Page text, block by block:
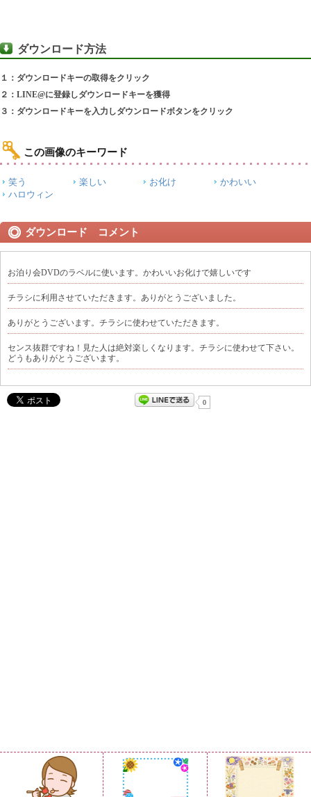
ダウンロード方法
１：ダウンロードキーの取得をクリック
２：LINE@に登録しダウンロードキーを獲得
３：ダウンロードキーを入力しダウンロードボタンをクリック
この画像のキーワード
笑う 楽しい お化け
かわいい
ハロウィン
ダウンロード コメント
お泊り会DVDのラベルに使います。かわいいお化けで嬉しいです
チラシに利用させていただきます。ありがとうございました。
ありがとうございます。チラシに使わせていただきます。
センス抜群ですね！見た人は絶対楽しくなります。チラシに使わせて下さい。
どうもありがとうございます。
0